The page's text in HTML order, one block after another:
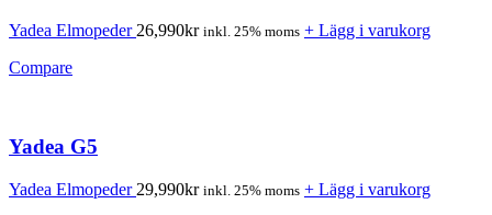
Yadea Elmopeder 26,990kr inkl. 25% moms + Lägg i varukorg
Compare
Yadea G5
Yadea Elmopeder 29,990kr inkl. 25% moms + Lägg i varukorg